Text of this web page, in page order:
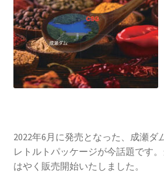
2022年6月に発売となった、成瀬ダ
レトルトパッケージが今話題です
はやく販売開始いたしました。